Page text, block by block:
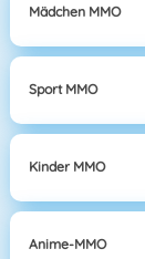
Mädchen MMO
Sport MMO
Kinder MMO
Anime-MMO